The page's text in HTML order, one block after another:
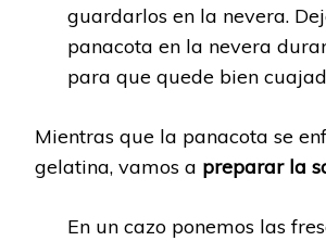
guardarlos en la nevera.
panacota en la nevera
para que quede bien
Mientras que la panacota se
gelatina, vamos a preparar la
En un cazo ponemos las